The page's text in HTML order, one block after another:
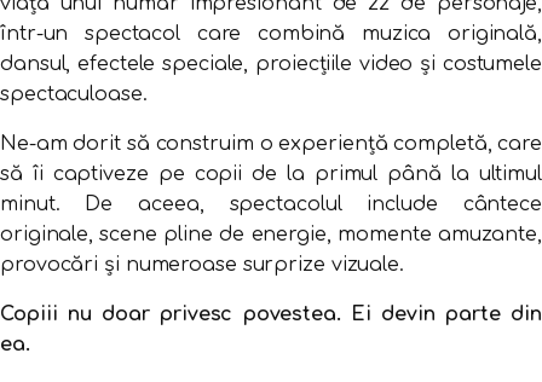
într-un spectacol care combină muzica originală,
dansul, efectele speciale, proiecțiile video și costumele
spectaculoase.
Ne-am dorit să construim o experiență completă, care
să îi captiveze pe copii de la primul până la ultimul
minut. De aceea, spectacolul include cântece
originale, scene pline de energie, momente amuzante,
provocări și numeroase surprize vizuale.
Copiii nu doar privesc povestea. Ei devin parte din
ea.